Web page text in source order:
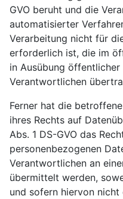
GVO beruht und die
automatisierter
Verarbeitung nicht für
erforderlich ist, die im
in Ausübung
Verantwortlichen
Ferner hat die
ihres Rechts auf
Abs. 1 DS-GVO das
personenbezogenen
Verantwortlichen an
übermittelt werden,
und sofern hiervon nicht